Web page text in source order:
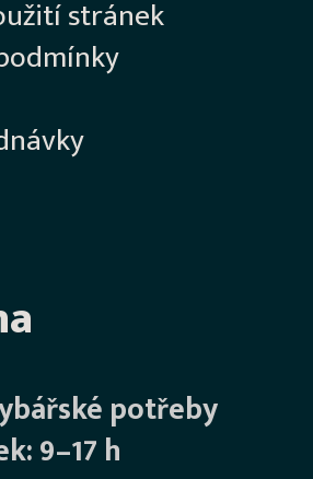
stránek
potřeby
9–17 h